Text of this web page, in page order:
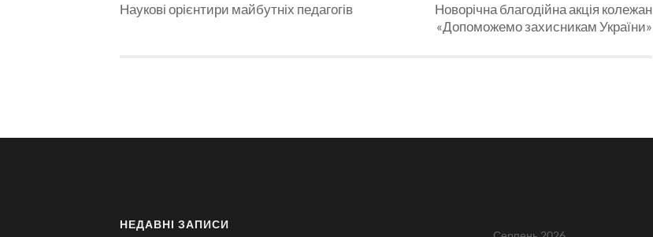
Наукові орієнтири майбутніх педагогів
Новорічна благодійна акція колежан
«Допоможемо захисникам України»
НЕДАВНІ ЗАПИСИ